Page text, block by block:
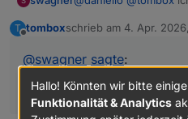
events0x erzeugt,
a.)
EAA -> detection ->
end_time
der default Polltime
b.)
E7F -> alarmInfo ->
Wert ändert sich nicht
Die Werte sind Poll
welcher in den
T tomboxschrieb am 4. Apr.
zuletzt editiert von
@swagner sagte:
alarmInfo -> alarm_type
Hallo! Könnten wir bitte
Funktionalität & Analytics